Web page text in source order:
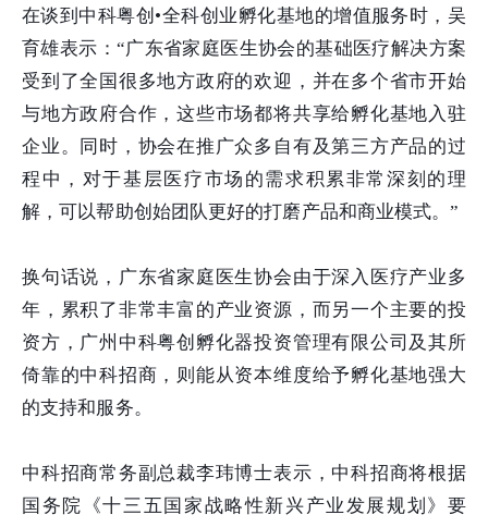
在谈到中科粤创•全科创业孵化基地的增值服务时，吴
育雄表示：“广东省家庭医生协会的基础医疗解决方案
受到了全国很多地方政府的欢迎，并在多个省市开始
与地方政府合作，这些市场都将共享给孵化基地入驻
企业。同时，协会在推广众多自有及第三方产品的过
程中，对于基层医疗市场的需求积累非常深刻的理
解，可以帮助创始团队更好的打磨产品和商业模式。”
换句话说，广东省家庭医生协会由于深入医疗产业多
年，累积了非常丰富的产业资源，而另一个主要的投
资方，广州中科粤创孵化器投资管理有限公司及其所
倚靠的中科招商，则能从资本维度给予孵化基地强大
的支持和服务。
中科招商常务副总裁李玮博士表示，中科招商将根据
国务院《十三五国家战略性新兴产业发展规划》要